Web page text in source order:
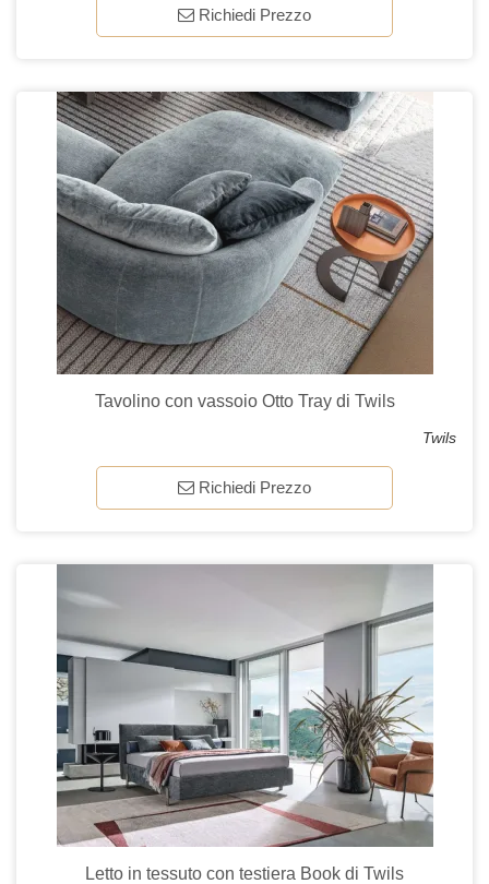
Richiedi Prezzo
Tavolino con vassoio Otto Tray di Twils
Twils
Richiedi Prezzo
Letto in tessuto con testiera Book di Twils